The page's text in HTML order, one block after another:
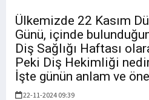
Ülkemizde 22 Kasım
Günü, içinde
Diş Sağlığı Haftası
Peki Diş Hekimliği
İşte günün anlam ve
22-11-2024 09:39